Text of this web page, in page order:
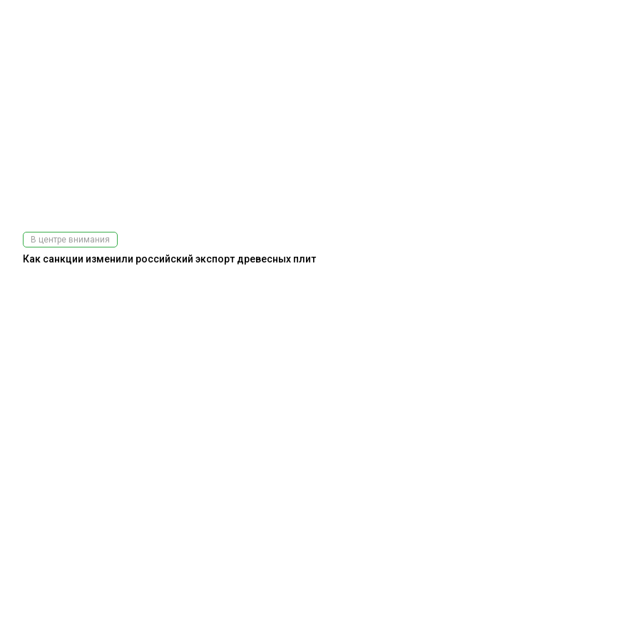
В центре внимания
Как санкции изменили российский экспорт древесных плит